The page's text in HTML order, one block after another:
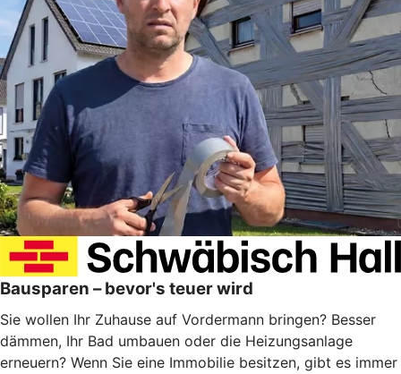
Bausparen – bevor's teuer wird
Sie wollen Ihr Zuhause auf Vordermann bringen? Besser
dämmen, Ihr Bad umbauen oder die Heizungsanlage
erneuern? Wenn Sie eine Immobilie besitzen, gibt es immer